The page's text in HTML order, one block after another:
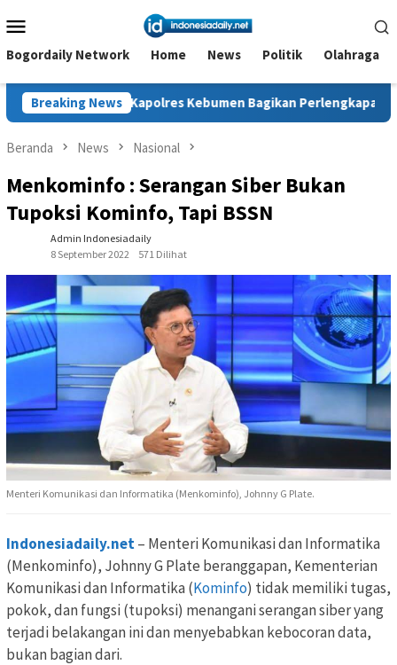
ke
kontenMobile
Bogordaily Network Home News Politik Olahraga
Breaking News
Kapolres Kebumen Bagikan Perlengkapan Sekolah untuk 15
Beranda News Nasional
Menkominfo : Serangan Siber Bukan
Tupoksi Kominfo, Tapi BSSN
Admin Indonesiadaily
8 September 2022
571 Dilihat
Menteri Komunikasi dan Informatika (Menkominfo), Johnny G Plate.
Indonesiadaily.net– Menteri Komunikasi dan Informatika
(Menkominfo), Johnny G Plate beranggapan, Kementerian
Komunikasi dan Informatika (Kominfo) tidak memiliki tugas,
pokok, dan fungsi (tupoksi) menangani serangan siber yang
terjadi belakangan ini dan menyebabkan kebocoran data,
bukan bagian dari.